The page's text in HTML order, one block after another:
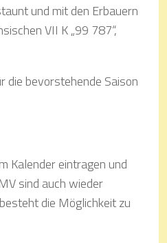
und mit den Erbauern
VII K „99 787“,
die bevorstehende Saison
Kalender eintragen und
sind auch wieder
die Möglichkeit zu